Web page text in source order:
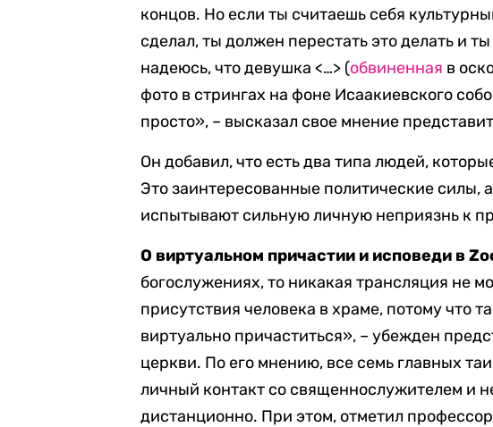
концов. Но если ты считаешь себя
сделал, ты должен перестать это делать и
надеюсь, что девушка <…> (обвиненная в
фото в стрингах на фоне Исаакиевского
просто», – высказал свое мнение
Он добавил, что есть два типа людей,
Это заинтересованные политические силы,
испытывают сильную личную неприязнь к
О виртуальном причастии и исповеди в
богослужениях, то никакая трансляция не
присутствия человека в храме, потому что
виртуально причаститься», – убежден
церкви. По его мнению, все семь главных
личный контакт со священнослужителем и
дистанционно. При этом, отметил